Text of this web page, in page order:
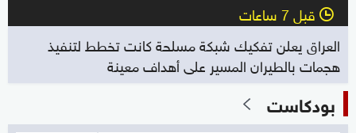
l قبل 7 ساعات
العراق يعلن تفكيك شبكة مسلحة كانت تخطط لتنفيذ
هجمات بالطيران المسير على أهداف معينة
بودكاست